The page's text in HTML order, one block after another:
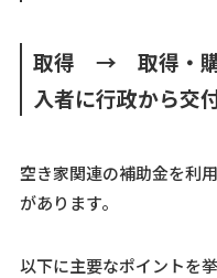
取得 → 取得・購
入者に行政から交
空き家関連の補助金を利
があります。
以下に主要なポイントを